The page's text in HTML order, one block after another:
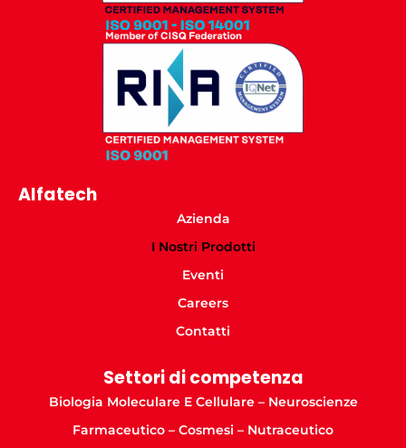
Alfatech
Azienda
I Nostri Prodotti
Eventi
Careers
Contatti
Settori di competenza
Biologia Moleculare E Cellulare – Neuroscienze
Farmaceutico – Cosmesi – Nutraceutico